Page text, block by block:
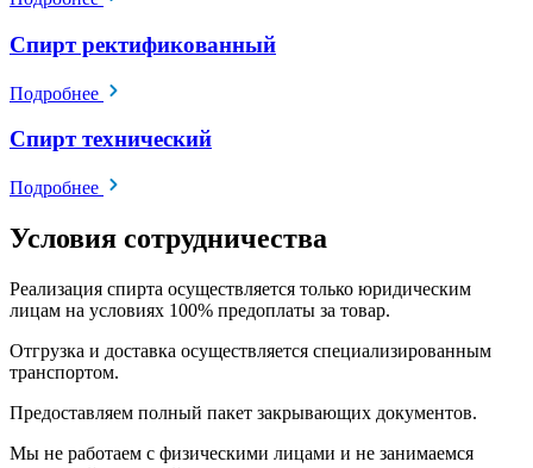
Спирт ректификованный
Подробнее
Спирт технический
Подробнее
Условия сотрудничества
Реализация спирта осуществляется только юридическим
лицам на условиях 100% предоплаты за товар.
Отгрузка и доставка осуществляется специализированным
транспортом.
Предоставляем полный пакет закрывающих документов.
Мы не работаем с физическими лицами и не занимаемся